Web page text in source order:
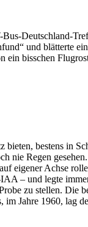
Deutschland-
und blätterte
bisschen
bieten, bestens in
nie Regen
eigener Achse
– und legte
zu stellen. Die
Jahre 1960, lag